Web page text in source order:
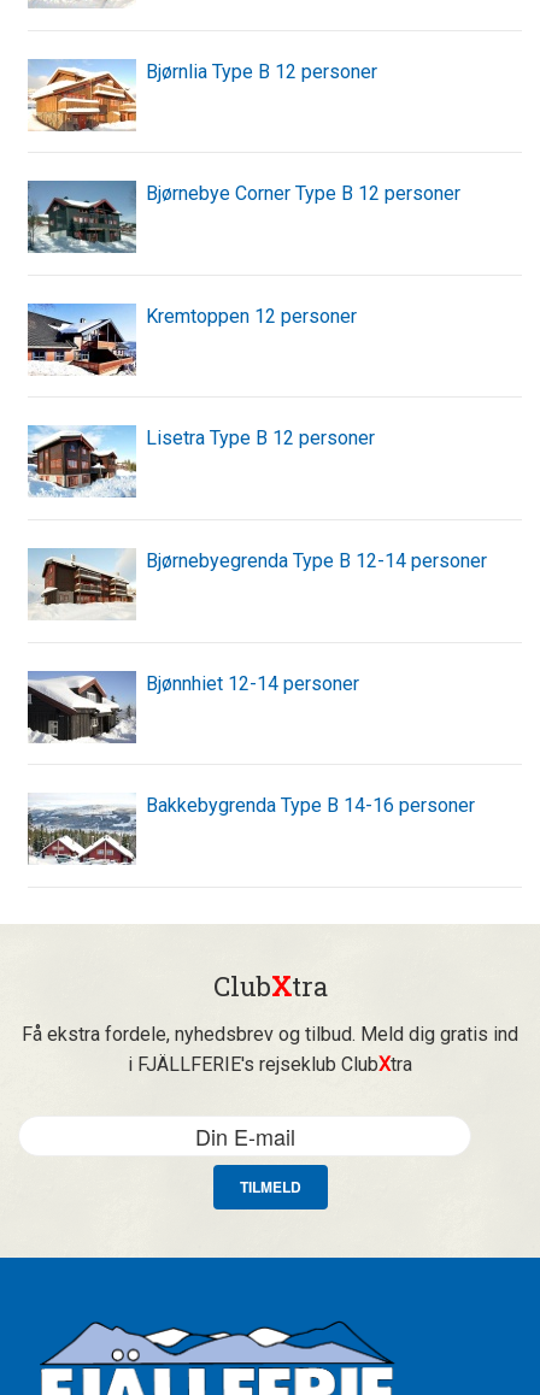
Bjørnlia Type B 12 personer
Bjørnebye Corner Type B 12 personer
Kremtoppen 12 personer
Lisetra Type B 12 personer
Bjørnebyegrenda Type B 12-14 personer
Bjønnhiet 12-14 personer
Bakkebygrenda Type B 14-16 personer
ClubXtra
Få ekstra fordele, nyhedsbrev og tilbud. Meld dig gratis ind
i FJÄLLFERIE's rejseklub ClubXtra
TILMELD